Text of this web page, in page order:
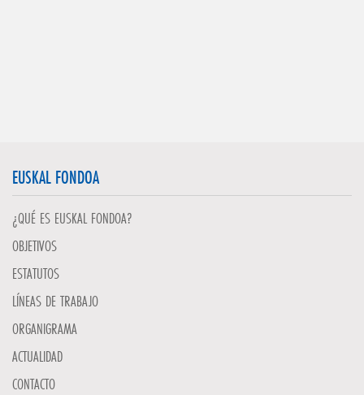
EUSKAL FONDOA
¿QUÉ ES EUSKAL FONDOA?
OBJETIVOS
ESTATUTOS
LÍNEAS DE TRABAJO
ORGANIGRAMA
ACTUALIDAD
CONTACTO